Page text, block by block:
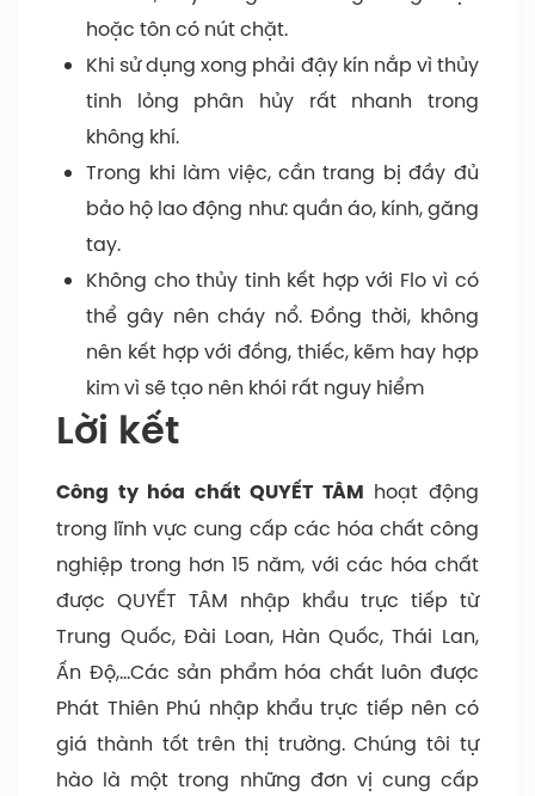
hoặc tôn có nút chặt.
Khi sử dụng xong phải đậy kín nắp vì thủy
tinh lỏng phân hủy rất nhanh trong
không khí.
Trong khi làm việc, cần trang bị đầy đủ
bảo hộ lao động như: quần áo, kính, găng
tay.
Không cho thủy tinh kết hợp với Flo vì có
thể gây nên cháy nổ. Đồng thời, không
nên kết hợp với đồng, thiếc, kẽm hay hợp
kim vì sẽ tạo nên khói rất nguy hiểm
Lời kết
Công ty hóa chất QUYẾT TÂM hoạt động
trong lĩnh vực cung cấp các hóa chất công
nghiệp trong hơn 15 năm, với các hóa chất
được QUYẾT TÂM nhập khẩu trực tiếp từ
Trung Quốc, Đài Loan, Hàn Quốc, Thái Lan,
Ấn Độ,…Các sản phẩm hóa chất luôn được
Phát Thiên Phú nhập khẩu trực tiếp nên có
giá thành tốt trên thị trường. Chúng tôi tự
hào là một trong những đơn vị cung cấp